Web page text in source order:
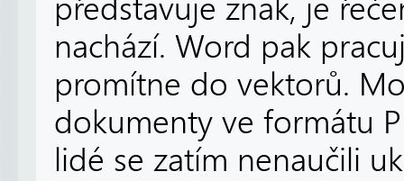
představuje znak, je
nachází. Word pak
promítne do vektorů.
dokumenty ve formátu
lidé se zatím nenaučili